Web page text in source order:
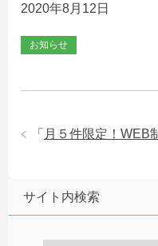
2020年8月12日
お知らせ
「 月５件限定！WEB
サイト内検索